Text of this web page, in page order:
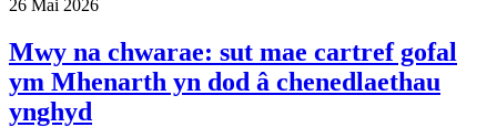
26 Mai 2026
Mwy na chwarae: sut mae cartref gofal
ym Mhenarth yn dod â chenedlaethau
ynghyd